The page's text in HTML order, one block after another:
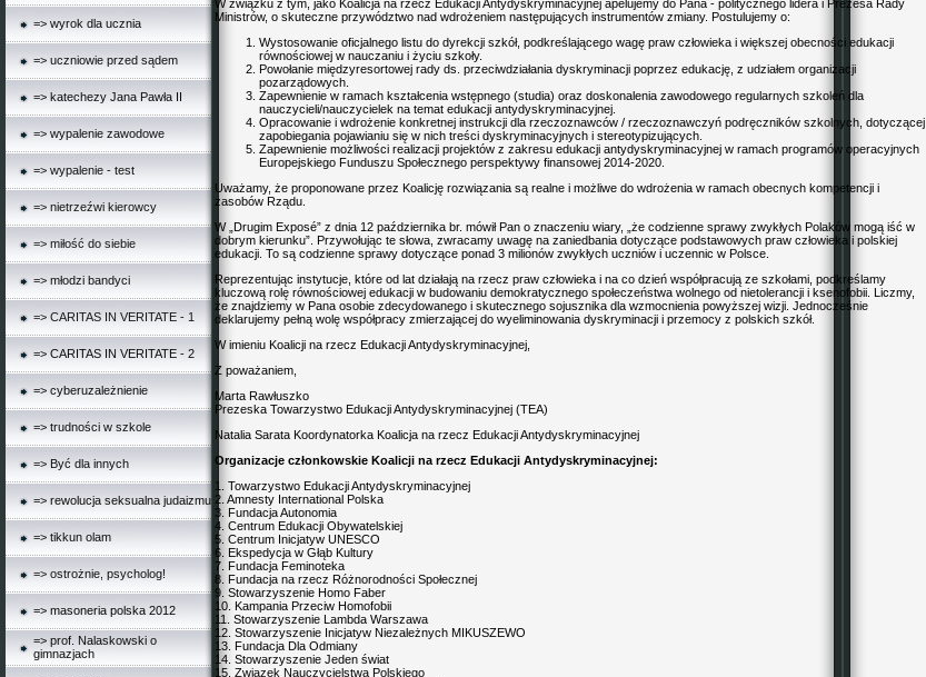
=> wyrok dla ucznia
=> uczniowie przed sądem
=> katechezy Jana Pawła II
=> wypalenie zawodowe
=> wypalenie - test
=> nietrzeźwi kierowcy
=> miłość do siebie
=> młodzi bandyci
=> CARITAS IN VERITATE - 1
=> CARITAS IN VERITATE - 2
=> cyberuzależnienie
=> trudności w szkole
=> Być dla innych
=> rewolucja seksualna judaizmu
=> tikkun olam
=> ostrożnie, psycholog!
=> masoneria polska 2012
=> prof. Nalaskowski o
gimnazjach
W związku z tym, jako Koalicja na rzecz Edukacji Antydyskryminacyjnej apelujemy do Pana - politycznego lidera i Prezesa Rady
Ministrów, o skuteczne przywództwo nad wdrożeniem następujących instrumentów zmiany. Postulujemy o:
Wystosowanie oficjalnego listu do dyrekcji szkół, podkreślającego wagę praw człowieka i większej obecności edukacji
równościowej w nauczaniu i życiu szkoły.
Powołanie międzyresortowej rady ds. przeciwdziałania dyskryminacji poprzez edukację, z udziałem organizacji
pozarządowych.
Zapewnienie w ramach kształcenia wstępnego (studia) oraz doskonalenia zawodowego regularnych szkoleń dla
nauczycieli/nauczycielek na temat edukacji antydyskryminacyjnej.
Opracowanie i wdrożenie konkretnej instrukcji dla rzeczoznawców / rzeczoznawczyń podręczników szkolnych, dotyczącej
zapobiegania pojawianiu się w nich treści dyskryminacyjnych i stereotypizujących.
Zapewnienie możliwości realizacji projektów z zakresu edukacji antydyskryminacyjnej w ramach programów operacyjnych
Europejskiego Funduszu Społecznego perspektywy finansowej 2014-2020.
Uważamy, że proponowane przez Koalicję rozwiązania są realne i możliwe do wdrożenia w ramach obecnych kompetencji i
zasobów Rządu.
W „Drugim Exposé” z dnia 12 października br. mówił Pan o znaczeniu wiary, „że codzienne sprawy zwykłych Polaków mogą iść w
dobrym kierunku”. Przywołując te słowa, zwracamy uwagę na zaniedbania dotyczące podstawowych praw człowieka i polskiej
edukacji. To są codzienne sprawy dotyczące ponad 3 milionów zwykłych uczniów i uczennic w Polsce.
Reprezentując instytucje, które od lat działają na rzecz praw człowieka i na co dzień współpracują ze szkołami, podkreślamy
kluczową rolę równościowej edukacji w budowaniu demokratycznego społeczeństwa wolnego od nietolerancji i ksenofobii. Liczmy,
że znajdziemy w Pana osobie zdecydowanego i skutecznego sojusznika dla wzmocnienia powyższej wizji. Jednocześnie
deklarujemy pełną wolę współpracy zmierzającej do wyeliminowania dyskryminacji i przemocy z polskich szkół.
W imieniu Koalicji na rzecz Edukacji Antydyskryminacyjnej,
Z poważaniem,
Marta Rawłuszko
Prezeska Towarzystwo Edukacji Antydyskryminacyjnej (TEA)
Natalia Sarata Koordynatorka Koalicja na rzecz Edukacji Antydyskryminacyjnej
Organizacje członkowskie Koalicji na rzecz Edukacji Antydyskryminacyjnej:
1. Towarzystwo Edukacji Antydyskryminacyjnej
2. Amnesty International Polska
3. Fundacja Autonomia
4. Centrum Edukacji Obywatelskiej
5. Centrum Inicjatyw UNESCO
6. Ekspedycja w Głąb Kultury
7. Fundacja Feminoteka
8. Fundacja na rzecz Różnorodności Społecznej
9. Stowarzyszenie Homo Faber
10. Kampania Przeciw Homofobii
11. Stowarzyszenie Lambda Warszawa
12. Stowarzyszenie Inicjatyw Niezależnych MIKUSZEWO
13. Fundacja Dla Odmiany
14. Stowarzyszenie Jeden świat
15. Związek Nauczycielstwa Polskiego